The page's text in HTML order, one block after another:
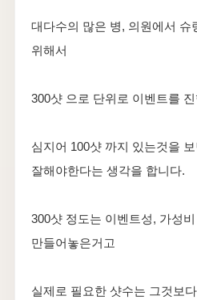
대다수의 많은 병, 의원에서 슈
위해서
300샷 으로 단위로 이벤트를
심지어 100샷 까지 있는것을
잘해야한다는 생각을 합니다.
300샷 정도는 이벤트성, 가성
만들어놓은거고
실제로 필요한 샷수는 그것보